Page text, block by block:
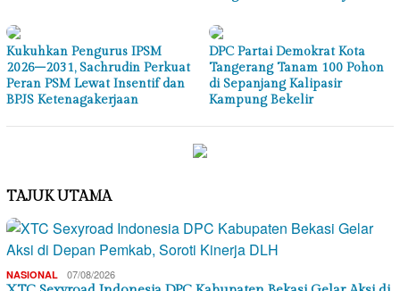
Kukuhkan Pengurus IPSM
2026–2031, Sachrudin Perkuat
Peran PSM Lewat Insentif dan
BPJS Ketenagakerjaan
DPC Partai Demokrat Kota
Tangerang Tanam 100 Pohon
di Sepanjang Kalipasir
Kampung Bekelir
TAJUK UTAMA
NASIONAL 07/08/2026